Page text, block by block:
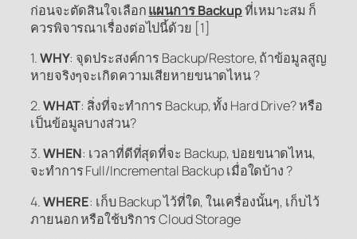
ก่อนจะตัดสินใจเลือกแผนการ Backupที่เหมาะสม ก็
ควรพิจารณาเรื่องต่อไปนี้ด้วย [1]
1.WHY: จุดประสงค์การ Backup/Restore, ถ้าข้อมูลสูญ
หายจริงๆจะเกิดความเสียหายขนาดไหน ?
2.WHAT: สิ่งที่จะทำการ Backup, ทั้ง Hard Drive? หรือ
เป็นข้อมูลบางส่วน?
3.WHEN: เวลาที่ดีที่สุดที่จะ Backup, บ่อยขนาดไหน,
จะทำการ Full/Incremental Backup เมื่อใดบ้าง ?
4.WHERE: เก็บ Backup ไว้ที่ใด, ในเครื่องนั้นๆ, เก็บไว้
ภายนอก หรือใช้บริการ Cloud Storage